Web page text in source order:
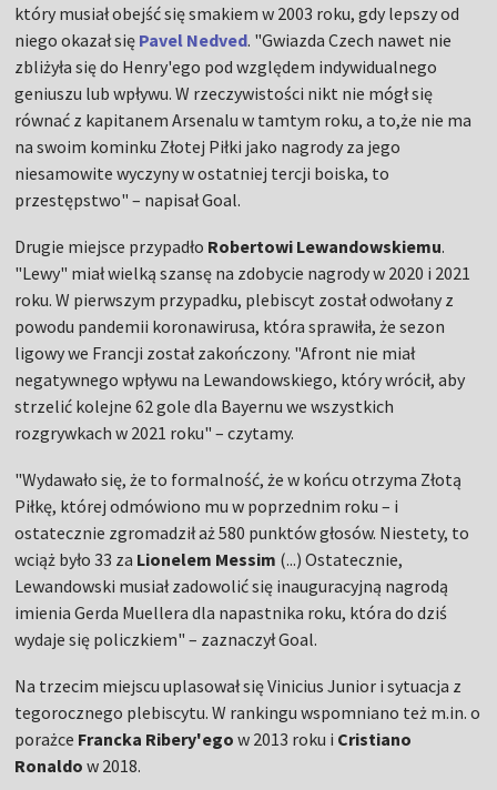
który musiał obejść się smakiem w 2003 roku, gdy lepszy od
niego okazał się Pavel Nedved. "Gwiazda Czech nawet nie
zbliżyła się do Henry'ego pod względem indywidualnego
geniuszu lub wpływu. W rzeczywistości nikt nie mógł się
równać z kapitanem Arsenalu w tamtym roku, a to,że nie ma
na swoim kominku Złotej Piłki jako nagrody za jego
niesamowite wyczyny w ostatniej tercji boiska, to
przestępstwo" – napisał Goal.
Drugie miejsce przypadło Robertowi Lewandowskiemu.
"Lewy" miał wielką szansę na zdobycie nagrody w 2020 i 2021
roku. W pierwszym przypadku, plebiscyt został odwołany z
powodu pandemii koronawirusa, która sprawiła, że sezon
ligowy we Francji został zakończony. "Afront nie miał
negatywnego wpływu na Lewandowskiego, który wrócił, aby
strzelić kolejne 62 gole dla Bayernu we wszystkich
rozgrywkach w 2021 roku" – czytamy.
"Wydawało się, że to formalność, że w końcu otrzyma Złotą
Piłkę, której odmówiono mu w poprzednim roku – i
ostatecznie zgromadził aż 580 punktów głosów. Niestety, to
wciąż było 33 za Lionelem Messim (...) Ostatecznie,
Lewandowski musiał zadowolić się inauguracyjną nagrodą
imienia Gerda Muellera dla napastnika roku, która do dziś
wydaje się policzkiem" – zaznaczył Goal.
Na trzecim miejscu uplasował się Vinicius Junior i sytuacja z
tegorocznego plebiscytu. W rankingu wspomniano też m.in. o
porażce Francka Ribery'ego w 2013 roku i Cristiano
Ronaldo w 2018.